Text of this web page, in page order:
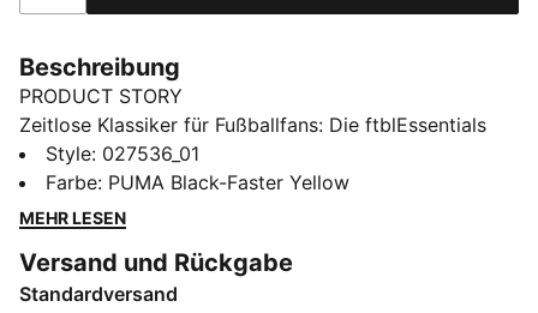
Beschreibung
PRODUCT STORY
Zeitlose Klassiker für Fußballfans: Die ftblEssentials
Kollektion bietet Basics für jeden Tag mit einem
frischen, modernen Touch. Diese Beanie kommt mit
einem Borussia Dortmund Vereinswappen für einen
angenehm warm.
FEATURES + VORTEILE
Style: 027536_01
Farbe: PUMA Black-Faster Yellow
MEHR LESEN
Versand und Rückgabe
Standardversand